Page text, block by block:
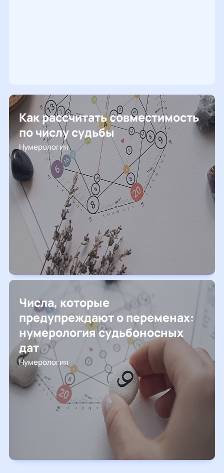
Как рассчитать совместимость
по числу судьбы
Нумерология
Числа, которые
предупреждают о переменах:
нумерология судьбоносных
дат
Нумерология